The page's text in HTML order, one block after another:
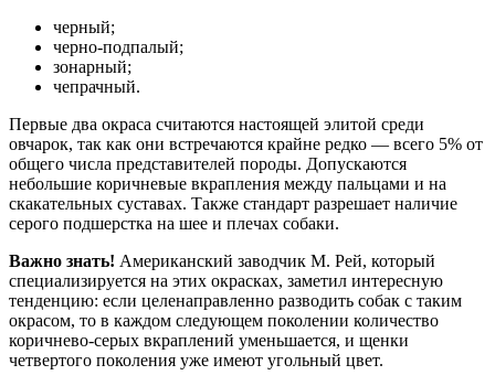
черный;
черно-подпалый;
зонарный;
чепрачный.
Первые два окраса считаются настоящей элитой среди
овчарок, так как они встречаются крайне редко — всего 5% от
общего числа представителей породы. Допускаются
небольшие коричневые вкрапления между пальцами и на
скакательных суставах. Также стандарт разрешает наличие
серого подшерстка на шее и плечах собаки.
Важно знать! Американский заводчик М. Рей, который
специализируется на этих окрасках, заметил интересную
тенденцию: если целенаправленно разводить собак с таким
окрасом, то в каждом следующем поколении количество
коричнево-серых вкраплений уменьшается, и щенки
четвертого поколения уже имеют угольный цвет.